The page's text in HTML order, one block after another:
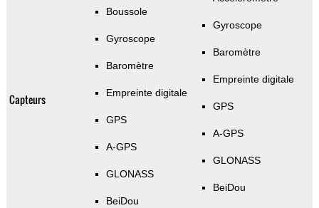
Capteurs
Boussole
Gyroscope
Baromètre
Empreinte digitale
GPS
A-GPS
GLONASS
BeiDou
Gyroscope
Baromètre
Empreinte digitale
GPS
A-GPS
GLONASS
BeiDou